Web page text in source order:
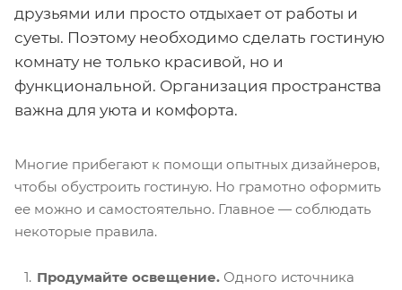
друзьями или просто отдыхает от работы и
суеты. Поэтому необходимо сделать гостиную
комнату не только красивой, но и
функциональной. Организация пространства
важна для уюта и комфорта.
Многие прибегают к помощи опытных дизайнеров,
чтобы обустроить гостиную. Но грамотно оформить
ее можно и самостоятельно. Главное — соблюдать
некоторые правила.
Продумайте освещение. Одного источника